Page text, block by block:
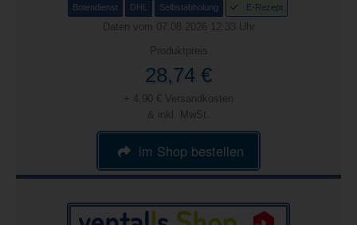
Botendienst DHL Selbstabholung E-Rezept
Daten vom 07.08.2026 12:33 Uhr
Produktpreis
28,74 €
+ 4,90 € Versandkosten
& inkl. MwSt.
im Shop bestellen